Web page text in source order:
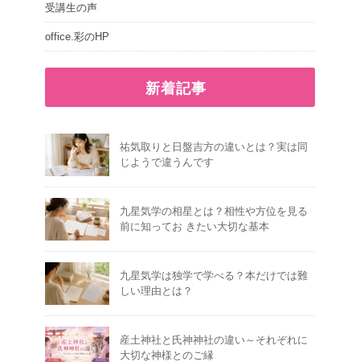
受講生の声
office.彩のHP
新着記事
祐気取りと日盤吉方の違いとは？実は同
じようで違うんです
九星気学の相星とは？相性や方位を見る
前に知ってお きたい大切な基本
九星気学は独学で学べる？本だけでは難
しい理由とは？
産土神社と氏神神社の違い～それぞれに
大切な神様とのご縁